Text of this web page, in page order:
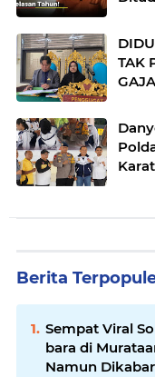
TAK
Berita
Sempat Viral
bara di
Namun